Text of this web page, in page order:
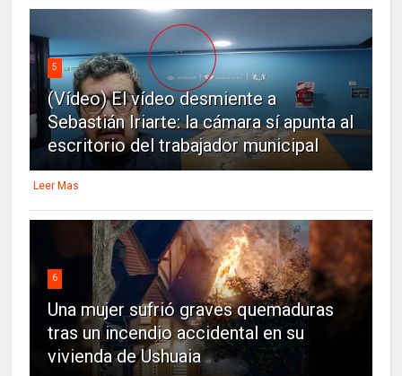
5
(Vídeo) El vídeo desmiente a
Sebastián Iriarte: la cámara sí apunta al
escritorio del trabajador municipal
Leer Mas
6
Una mujer sufrió graves quemaduras
tras un incendio accidental en su
vivienda de Ushuaia